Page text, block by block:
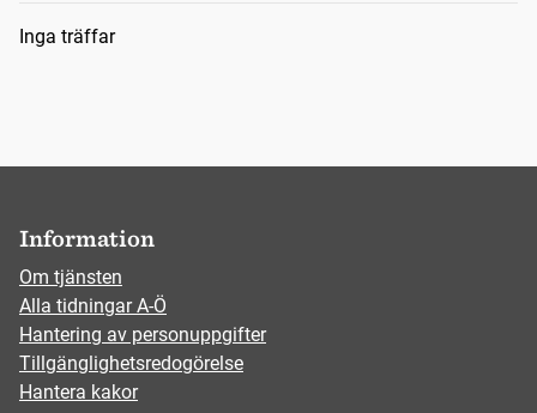
Sökresultat
Inga träffar
Information
Om tjänsten
Alla tidningar A-Ö
Hantering av personuppgifter
Tillgänglighetsredogörelse
Hantera kakor